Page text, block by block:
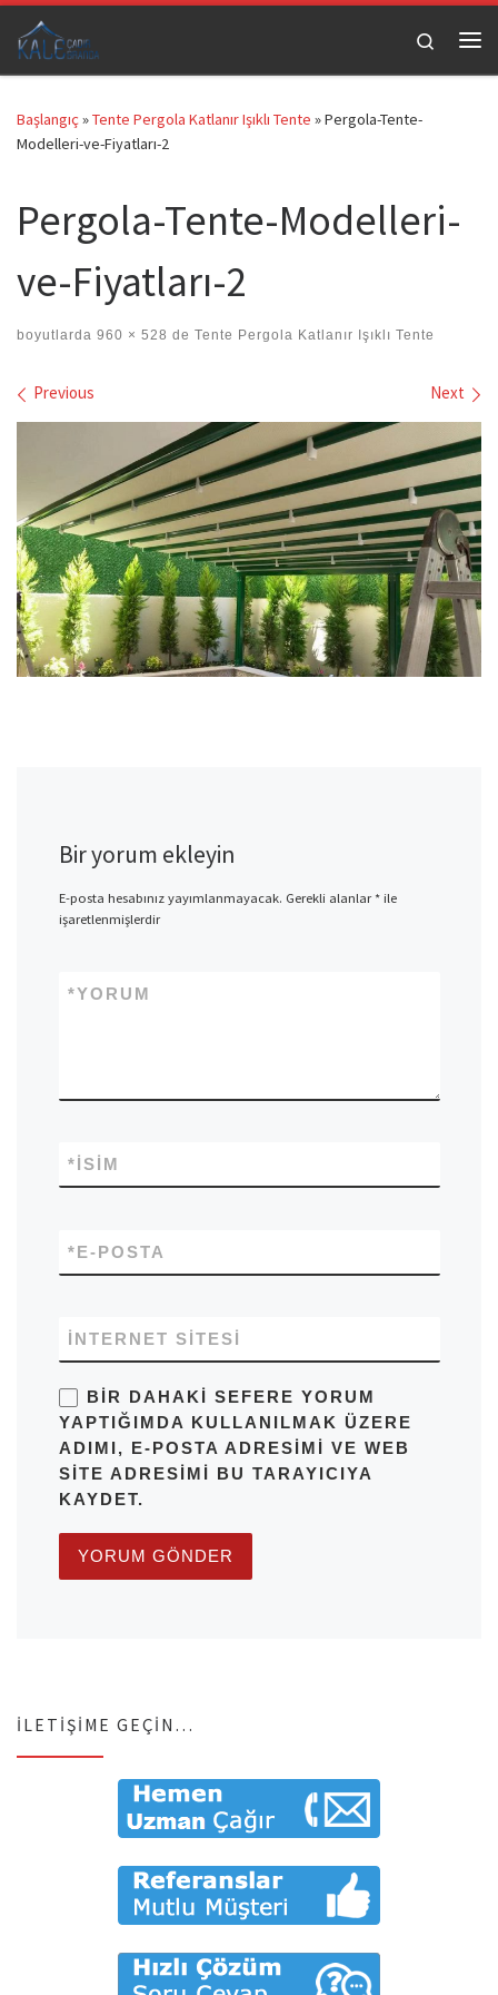
Skip to content
Search
Başlangıç»Tente Pergola Katlanır Işıklı Tente »Pergola-Tente-
Modelleri-ve-Fiyatları-2
Pergola-Tente-Modelleri-
ve-Fiyatları-2
boyutlarda 960 × 528 de Tente Pergola Katlanır Işıklı Tente
Images navigation
Previous Next
Bir yorum ekleyin
E-posta hesabınız yayımlanmayacak. Gerekli alanlar*ile
işaretlenmişlerdir
YORUM
*
İSIM
*
E-POSTA
*
İNTERNET SITESI
BIR DAHAKI SEFERE YORUM
YAPTIĞIMDA KULLANILMAK ÜZERE
ADIMI, E-POSTA ADRESIMI VE WEB
SITE ADRESIMI BU TARAYICIYA
KAYDET.
İLETIŞIME GEÇIN…